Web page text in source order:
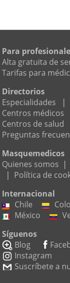
Para
Alta gratuita de
Tarifas para
Directorios
Especialidades
|
Centros médicos
Centros de salud
Preguntas
Masquemedicos
Quienes somos |
| Política de
Internacional
Chile
México
Síguenos
Blog
Instagram
Suscríbete a